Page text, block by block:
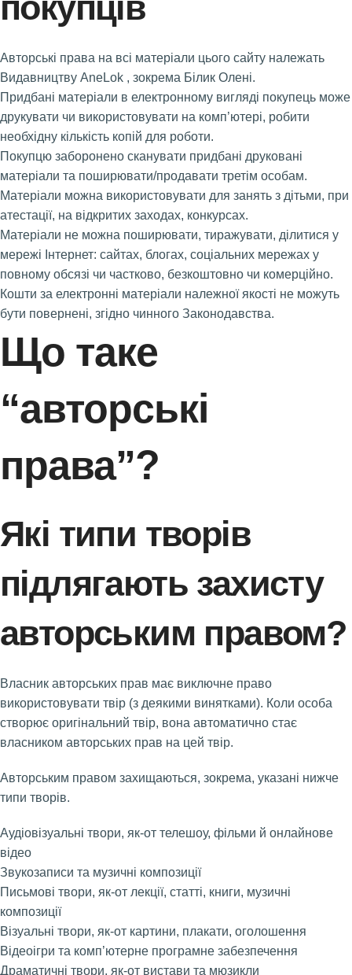
Авторські права на всі матеріали цього сайту належать
Видавництву AneLok , зокрема Білик Олені.
Придбані матеріали в електронному вигляді покупець може
друкувати чи використовувати на комп’ютері, робити
необхідну кількість копій для роботи.
Покупцю заборонено сканувати придбані друковані
матеріали та поширювати/продавати третім особам.
Матеріали можна використовувати для занять з дітьми, при
атестації, на відкритих заходах, конкурсах.
Матеріали не можна поширювати, тиражувати, ділитися у
мережі Інтернет: сайтах, блогах, соціальних мережах у
повному обсязі чи частково, безкоштовно чи комерційно.
Кошти за електронні матеріали належної якості не можуть
бути повернені, згідно чинного Законодавства.
Що таке
“авторські
права”?
Які типи творів
підлягають захисту
авторським правом?
Власник авторських прав має виключне право
використовувати твір (з деякими винятками). Коли особа
створює оригінальний твір, вона автоматично стає
власником авторських прав на цей твір.
Авторським правом захищаються, зокрема, указані нижче
типи творів.
Аудіовізуальні твори, як-от телешоу, фільми й онлайнове
відео
Звукозаписи та музичні композиції
Письмові твори, як-от лекції, статті, книги, музичні
композиції
Візуальні твори, як-от картини, плакати, оголошення
Відеоігри та комп’ютерне програмне забезпечення
Драматичні твори, як-от вистави та мюзикли